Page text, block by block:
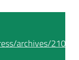
archives/21081